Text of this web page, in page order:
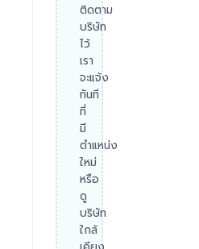
ติดตาม
บริษัท
ไว้
เรา
จะแจ้ง
ทันที
ที่
มี
ตำแหน่ง
ใหม่
หรือ
ดู
บริษัท
ใกล้